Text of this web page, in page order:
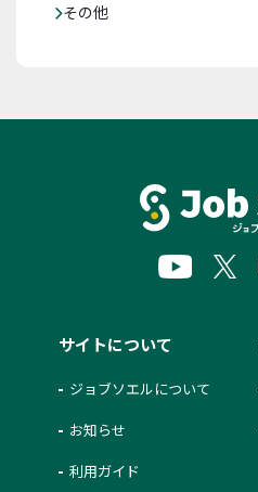
その他
サイトについて
ジョブソエルについて
お知らせ
利用ガイド